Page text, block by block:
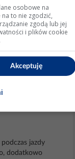
i
paliwowego i
jazdy
dodatkowo
osobowe na
to nie zgodzić,
zgodą lub jej
i plików cookie
Akceptuję